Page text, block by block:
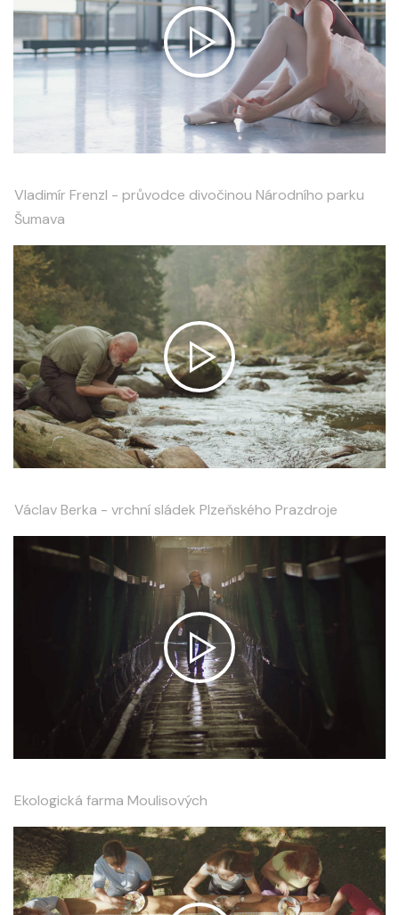
Vladimír Frenzl - průvodce divočinou Národního parku
Šumava
Václav Berka - vrchní sládek Plzeňského Prazdroje
Ekologická farma Moulisových